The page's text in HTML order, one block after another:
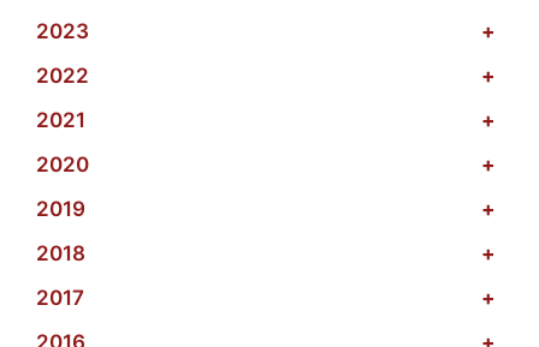
2023
+
2022
+
2021
+
2020
+
2019
+
2018
+
2017
+
2016
+